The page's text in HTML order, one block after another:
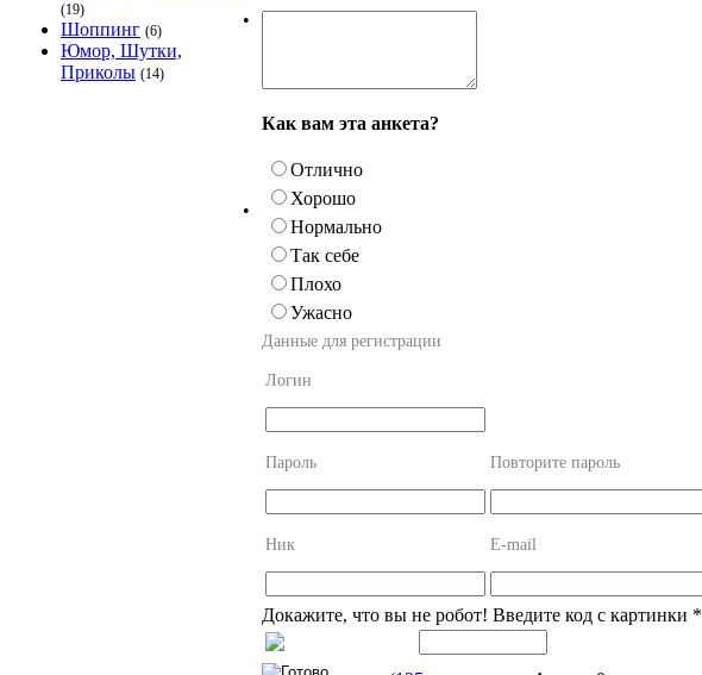
(19)
Шоппинг (6)
Юмор, Шутки,
Приколы (14)
•
•
Как вам эта анкета?
Отлично
Хорошо
Нормально
Так себе
Плохо
Ужасно
Данные для регистрации
Логин
Пароль Повторите пароль
Ник E-mail
Докажите, что вы не робот! Введите код с картинки *